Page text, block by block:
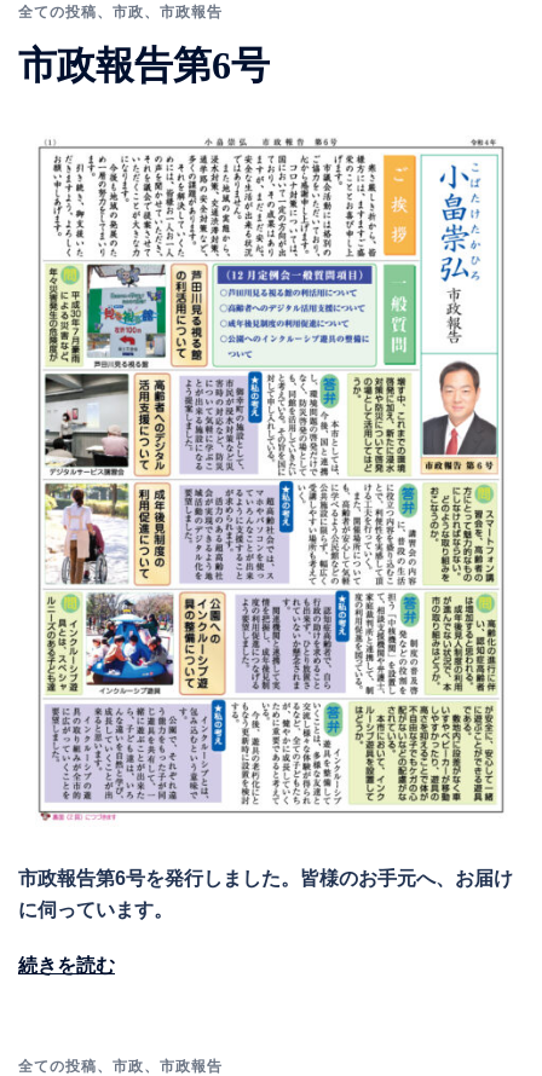
全ての投稿、 市政、 市政報告
市政報告第6号
市政報告第6号を発行しました。皆様のお手元へ、お届け
に伺っています。
続きを読む
全ての投稿、 市政、 市政報告